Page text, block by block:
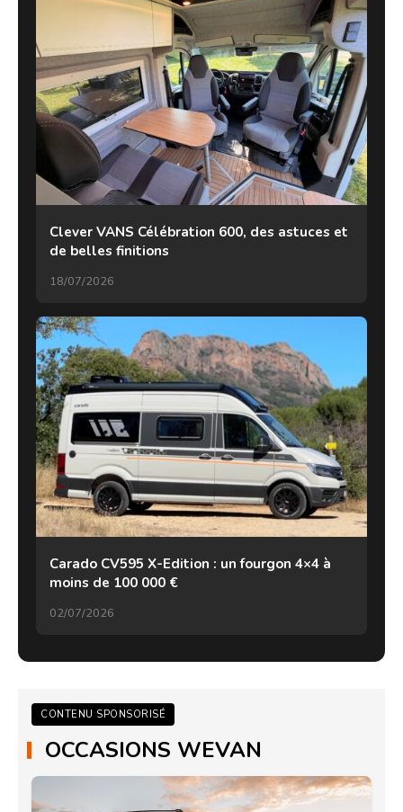
Clever VANS Célébration 600, des astuces et
de belles finitions
18/07/2026
Carado CV595 X-Edition : un fourgon 4×4 à
moins de 100 000 €
02/07/2026
CONTENU SPONSORISÉ
OCCASIONS WEVAN